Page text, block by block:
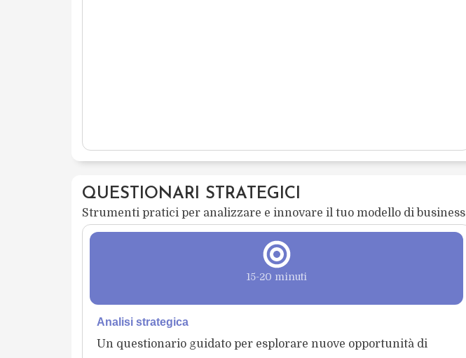
QUESTIONARI STRATEGICI
Strumenti pratici per analizzare e innovare il tuo modello di business
15-20 minuti
Analisi strategica
Un questionario guidato per esplorare nuove opportunità di